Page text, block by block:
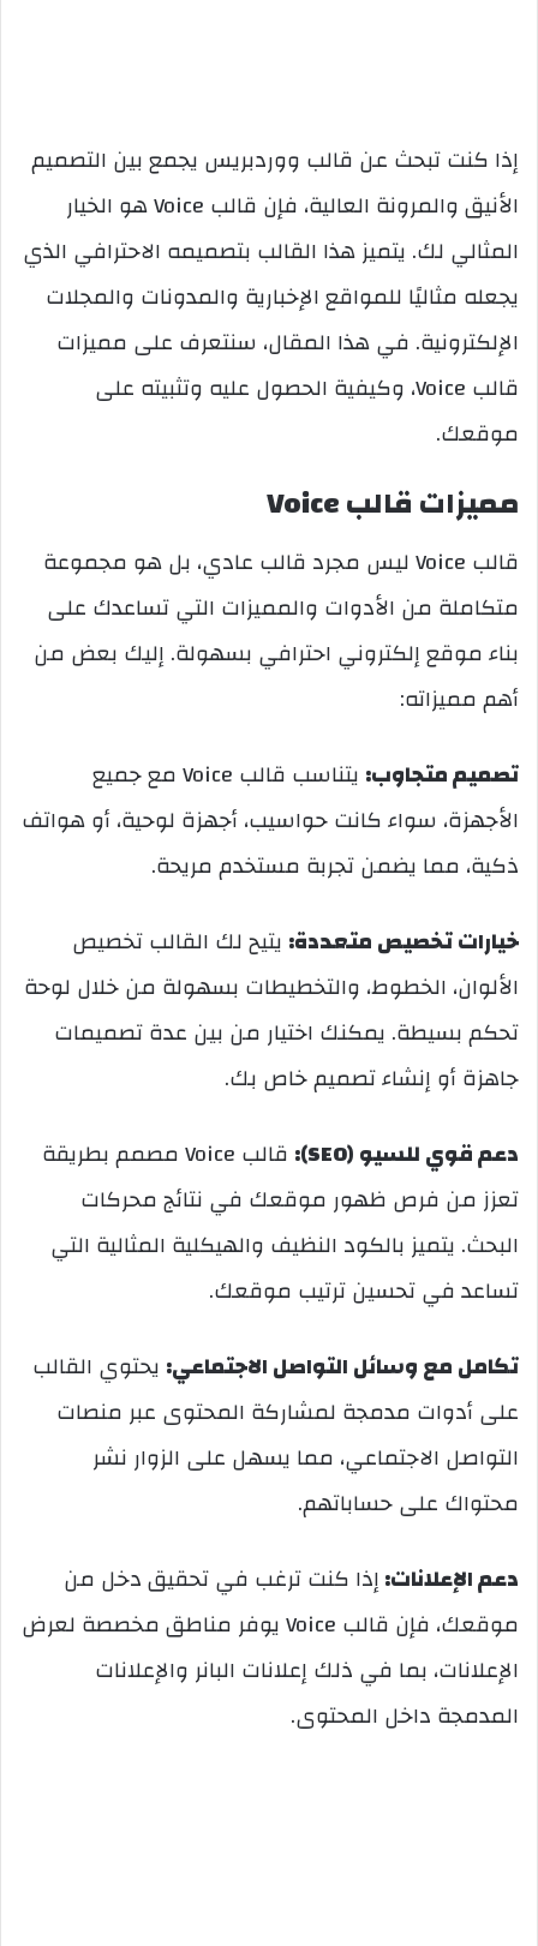
إذا كنت تبحث عن قالب ووردبريس يجمع بين التصميم
الأنيق والمرونة العالية، فإن قالب Voice هو الخيار
المثالي لك. يتميز هذا القالب بتصميمه الاحترافي الذي
يجعله مثاليًا للمواقع الإخبارية والمدونات والمجلات
الإلكترونية. في هذا المقال، سنتعرف على مميزات
قالب Voice، وكيفية الحصول عليه وتثبيته على
موقعك.
مميزات قالب Voice
قالب Voice ليس مجرد قالب عادي، بل هو مجموعة
متكاملة من الأدوات والمميزات التي تساعدك على
بناء موقع إلكتروني احترافي بسهولة. إليك بعض من
أهم مميزاته:
تصميم متجاوب:
يتناسب قالب Voice مع جميع
الأجهزة، سواء كانت حواسيب، أجهزة لوحية، أو هواتف
ذكية، مما يضمن تجربة مستخدم مريحة.
خيارات تخصيص متعددة: يتيح لك القالب تخصيص
الألوان، الخطوط، والتخطيطات بسهولة من خلال لوحة
تحكم بسيطة. يمكنك اختيار من بين عدة تصميمات
جاهزة أو إنشاء تصميم خاص بك.
دعم قوي للسيو (SEO):
قالب Voice مصمم بطريقة
تعزز من فرص ظهور موقعك في نتائج محركات
البحث. يتميز بالكود النظيف والهيكلية المثالية التي
تساعد في تحسين ترتيب موقعك.
تكامل مع وسائل التواصل الاجتماعي: يحتوي القالب
على أدوات مدمجة لمشاركة المحتوى عبر منصات
التواصل الاجتماعي، مما يسهل على الزوار نشر
محتواك على حساباتهم.
دعم الإعلانات:إذا كنت ترغب في تحقيق دخل من
موقعك، فإن قالب Voice يوفر مناطق مخصصة لعرض
الإعلانات، بما في ذلك إعلانات البانر والإعلانات
المدمجة داخل المحتوى.